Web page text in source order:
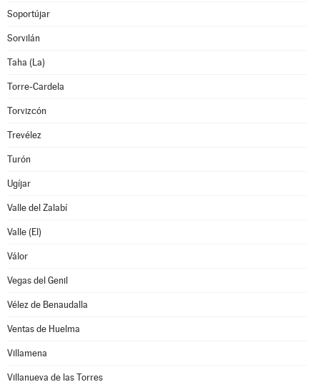
Soportújar
Sorvilán
Taha (La)
Torre-Cardela
Torvizcón
Trevélez
Turón
Ugíjar
Valle del Zalabí
Valle (El)
Válor
Vegas del Genil
Vélez de Benaudalla
Ventas de Huelma
Villamena
Villanueva de las Torres